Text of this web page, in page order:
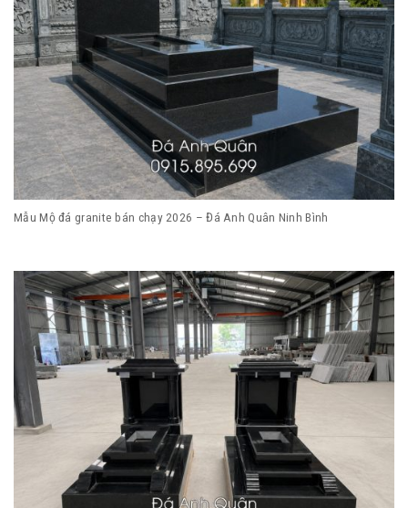
Mẫu Mộ đá granite bán chạy 2026 – Đá Anh Quân Ninh Bình